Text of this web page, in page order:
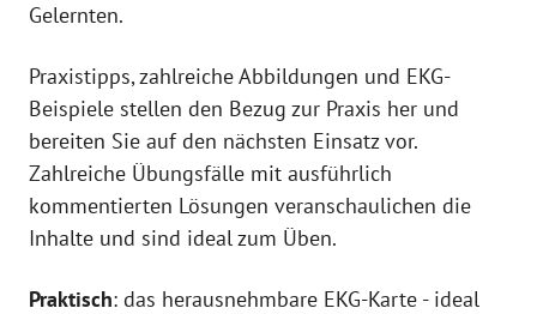
Gelernten.
Praxistipps, zahlreiche Abbildungen und EKG-
Beispiele stellen den Bezug zur Praxis her und
bereiten Sie auf den nächsten Einsatz vor.
Zahlreiche Übungsfälle mit ausführlich
kommentierten Lösungen veranschaulichen die
Inhalte und sind ideal zum Üben.
Praktisch: das herausnehmbare EKG-Karte - ideal